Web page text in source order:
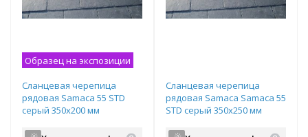
Образец на экспозиции
Сланцевая черепица
рядовая Samaca 55 STD
серый 350х200 мм
Сланцевая черепица
рядовая Samaca Samaca 55
STD серый 350х250 мм